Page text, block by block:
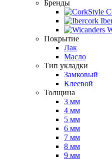
Бренды
Покрытие
Лак
Масло
Тип укладки
Замковый
Клеевой
Толщина
3 мм
4 мм
5 мм
6 мм
7 мм
8 мм
9 мм